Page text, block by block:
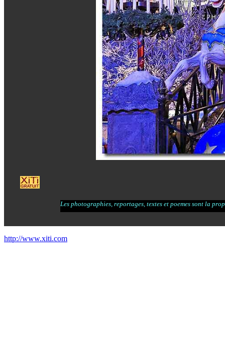
Les photographies, reportages, textes et poemes sont la
http://www.xiti.com